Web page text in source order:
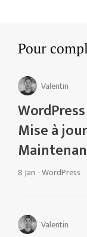
Pour
Valentin
Mise à
8 Jan ·WordPress
Valentin